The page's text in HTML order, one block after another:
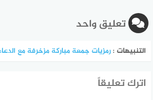
تعليق واحد
التنبيهات :رمزيات جمعة مباركة مزخرفة مع الدعاء 2025 »
اترك تعليقاً